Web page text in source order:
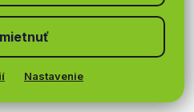
Nastavenie